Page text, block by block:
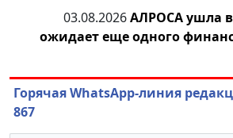
03.08.2026АЛРОСА ушла
ожидает еще одного
Горячая WhatsApp-линия
867